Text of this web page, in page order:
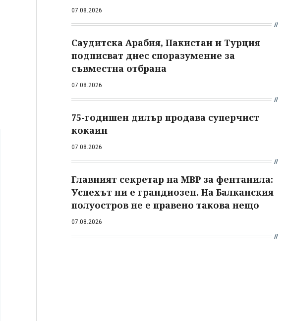
07.08.2026
Саудитска Арабия, Пакистан и Турция
подписват днес споразумение за
съвместна отбрана
07.08.2026
75-годишен дилър продава суперчист
кокаин
07.08.2026
Главният секретар на МВР за фентанила:
Успехът ни е грандиозен. На Балканския
полуостров не е правено такова нещо
07.08.2026